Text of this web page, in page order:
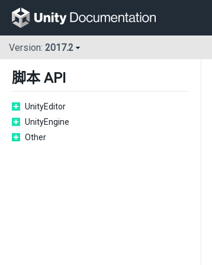
Version: 2017.2
脚本 API
UnityEditor
UnityEngine
Other